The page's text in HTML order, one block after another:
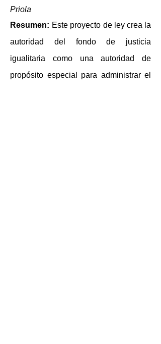
Priola
Resumen: Este proyecto de ley crea la
autoridad del fondo de justicia
igualitaria como una autoridad de
propósito especial para administrar el